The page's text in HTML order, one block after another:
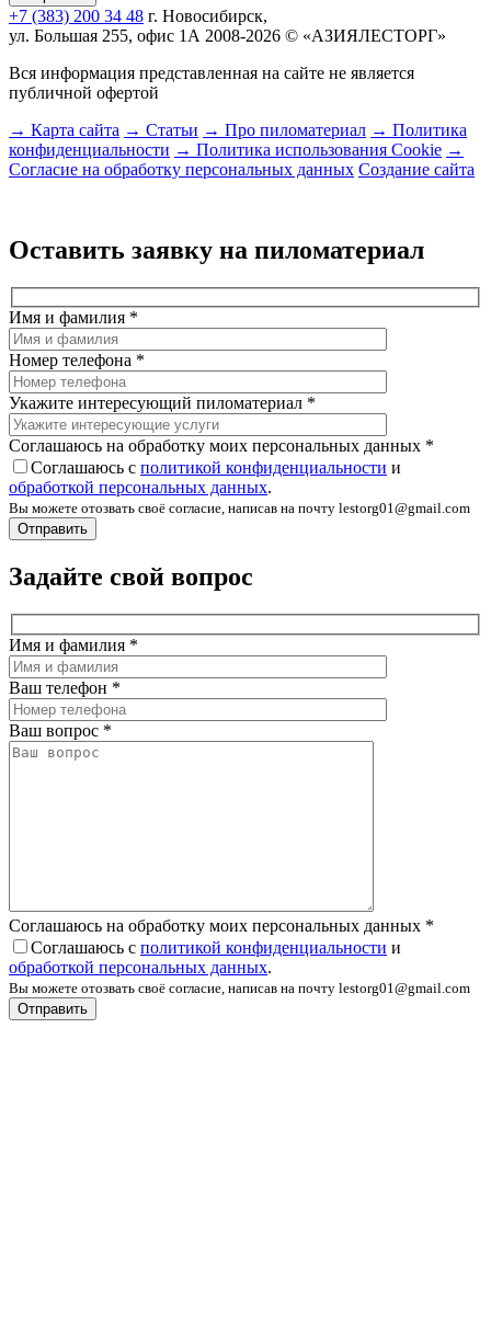
+7 (383) 200 34 48 г. Новосибирск,
ул. Большая 255, офис 1А 2008-2026 © «АЗИЯЛЕСТОРГ»
Вся информация представленная на сайте не является
публичной офертой
→ Карта сайта → Статьи → Про пиломатериал → Политика
конфиденциальности → Политика использования Cookie →
Согласие на обработку персональных данных Создание сайта
Оставить заявку на пиломатериал
Имя и фамилия *
Номер телефона *
Укажите интересующий пиломатериал *
Соглашаюсь на обработку моих персональных данных *
Соглашаюсь с политикой конфиденциальности и
обработкой персональных данных.
Вы можете отозвать своё согласие, написав на почту lestorg01@gmail.com
Задайте свой вопрос
Имя и фамилия *
Ваш телефон *
Ваш вопрос *
Соглашаюсь на обработку моих персональных данных *
Соглашаюсь с политикой конфиденциальности и
обработкой персональных данных.
Вы можете отозвать своё согласие, написав на почту lestorg01@gmail.com